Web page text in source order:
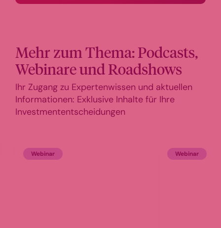
Mehr zum Thema: Podcasts,
Webinare und Roadshows
Ihr Zugang zu Expertenwissen und aktuellen
Informationen: Exklusive Inhalte für Ihre
Investmententscheidungen
Webinar Webinar